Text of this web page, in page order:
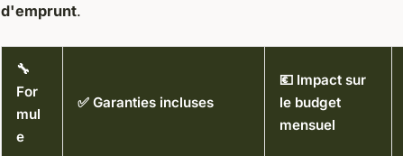
d'emprunt.
🔧
For
mul
e
✅ Garanties incluses
💶 Impact sur
le budget
mensuel